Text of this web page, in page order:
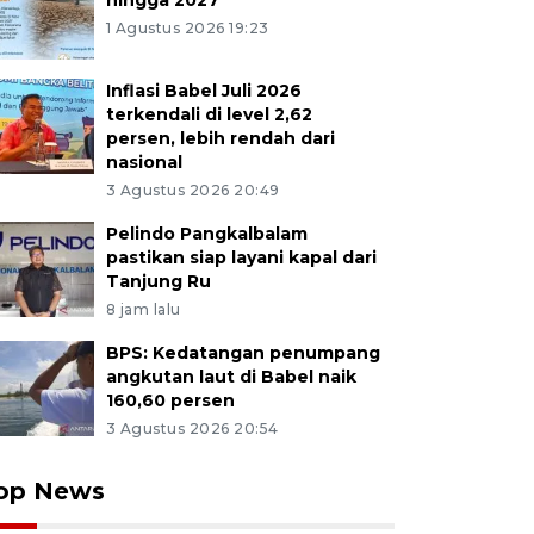
1 Agustus 2026 19:23
Inflasi Babel Juli 2026
terkendali di level 2,62
persen, lebih rendah dari
nasional
3 Agustus 2026 20:49
Pelindo Pangkalbalam
pastikan siap layani kapal dari
Tanjung Ru
8 jam lalu
BPS: Kedatangan penumpang
angkutan laut di Babel naik
160,60 persen
3 Agustus 2026 20:54
News